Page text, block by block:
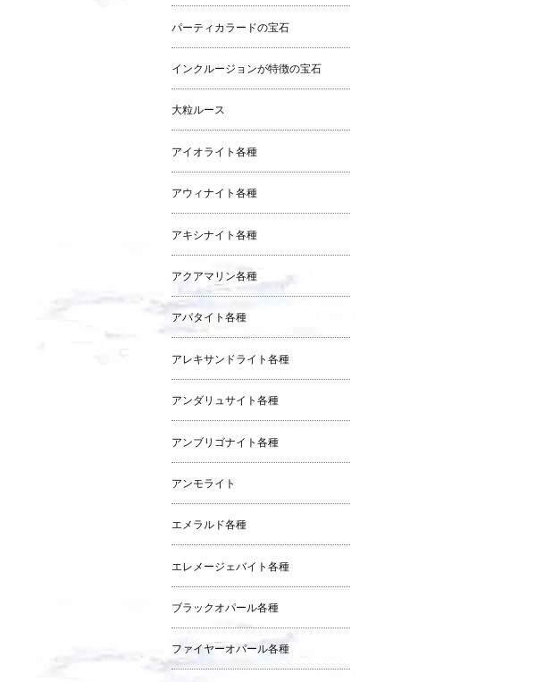
パーティカラードの宝石
インクルージョンが特徴の宝石
大粒ルース
アイオライト各種
アウィナイト各種
アキシナイト各種
アクアマリン各種
アパタイト各種
アレキサンドライト各種
アンダリュサイト各種
アンブリゴナイト各種
アンモライト
エメラルド各種
エレメージェバイト各種
ブラックオパール各種
ファイヤーオパール各種